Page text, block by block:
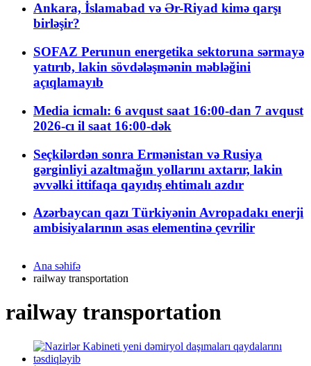
Ankara, İslamabad və Ər-Riyad kimə qarşı
birləşir?
SOFAZ Perunun energetika sektoruna sərmayə
yatırıb, lakin sövdələşmənin məbləğini
açıqlamayıb
Media icmalı: 6 avqust saat 16:00-dan 7 avqust
2026-cı il saat 16:00-dək
Seçkilərdən sonra Ermənistan və Rusiya
gərginliyi azaltmağın yollarını axtarır, lakin
əvvəlki ittifaqa qayıdış ehtimalı azdır
Azərbaycan qazı Türkiyənin Avropadakı enerji
ambisiyalarının əsas elementinə çevrilir
Ana səhifə
railway transportation
railway transportation